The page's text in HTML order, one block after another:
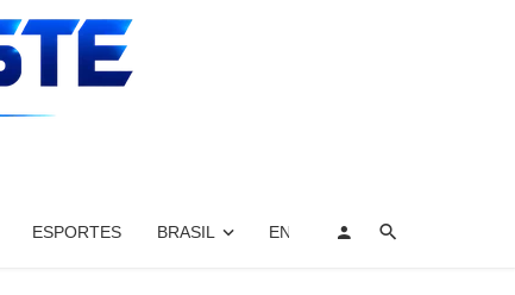
ESPORTES BRASIL ENTRETENIMENTO, ARTES E